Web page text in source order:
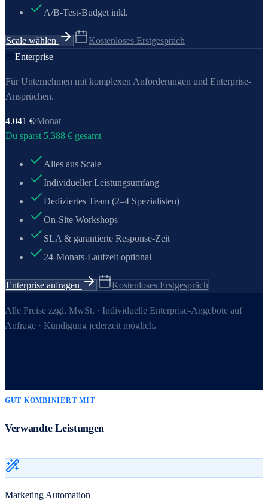
A/B-Test-Budget inkl.
Scale wählen
Kostenloses Erstgespräch
Enterprise
Für Unternehmen mit komplexen Anforderungen und Enterprise-
Ansprüchen.
4.041 €/Monat
Du sparst 5.388 € gesamt
Alles aus Scale
Individueller Leistungsumfang
Dediziertes Team (2–4 Spezialisten)
On-Site Workshops
SLA & garantierte Response-Zeit
24-Monats-Laufzeit optional
Enterprise anfragen Kostenloses Erstgespräch
Alle Preise zzgl. MwSt. · Individuelle Enterprise-Angebote auf
Anfrage · Kündigung jederzeit möglich.
GUT KOMBINIERT MIT
Verwandte Leistungen
Marketing Automation